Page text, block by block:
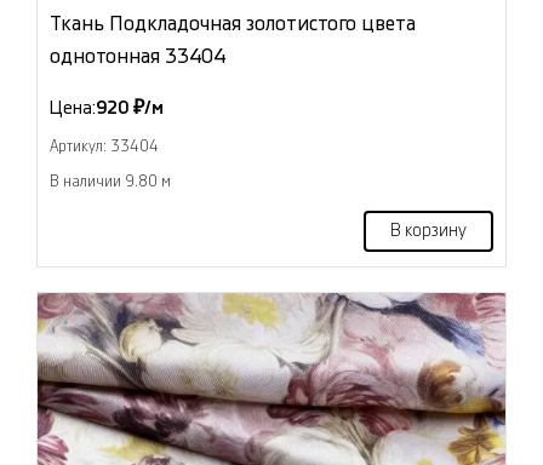
Ткань Подкладочная золотистого цвета
однотонная 33404
Цена:920 ₽/м
Артикул: 33404
В наличии 9.80 м
В корзину